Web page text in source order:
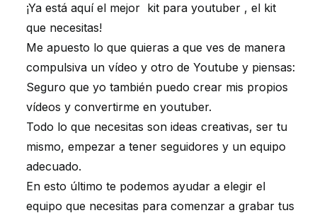
¡Ya está aquí el mejor kit para youtuber , el kit
que necesitas!
Me apuesto lo que quieras a que ves de manera
compulsiva un vídeo y otro de Youtube y piensas:
Seguro que yo también puedo crear mis propios
vídeos y convertirme en youtuber.
Todo lo que necesitas son ideas creativas, ser tu
mismo, empezar a tener seguidores y un equipo
adecuado.
En esto último te podemos ayudar a elegir el
equipo que necesitas para comenzar a grabar tus